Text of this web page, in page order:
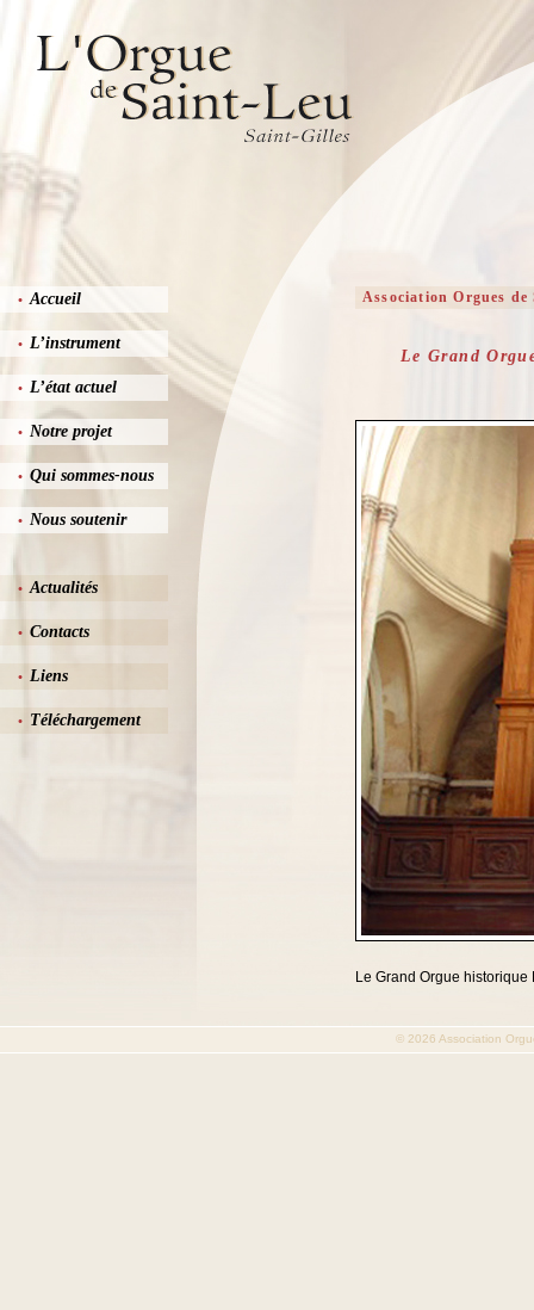
• Accueil
• L’instrument
• L’état actuel
• Notre projet
• Qui sommes-nous
• Nous soutenir
• Actualités
• Contacts
• Liens
• Téléchargement
Association Orgues
Le Grand
Le Grand Orgue
© 2026 Association